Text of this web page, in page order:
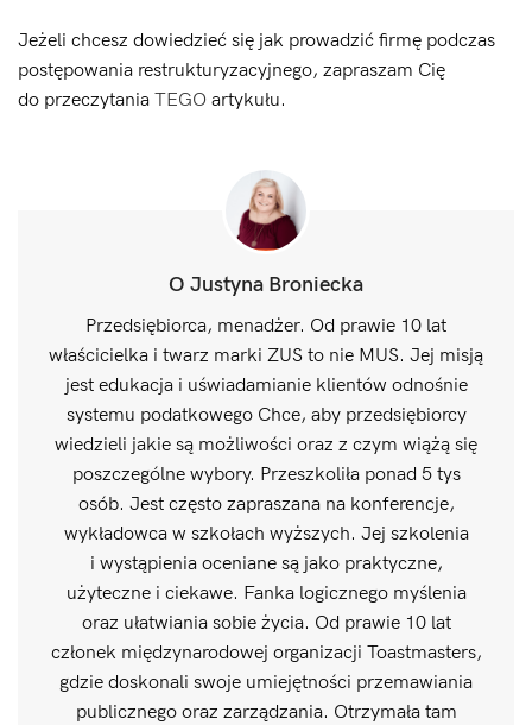
Jeżeli chcesz dowiedzieć się jak prowadzić firmę podczas
postępowania restrukturyzacyjnego, zapraszam Cię
do przeczytania TEGO artykułu.
O Justyna Broniecka
Przedsiębiorca, menadżer. Od prawie 10 lat
właścicielka i twarz marki ZUS to nie MUS. Jej misją
jest edukacja i uświadamianie klientów odnośnie
systemu podatkowego Chce, aby przedsiębiorcy
wiedzieli jakie są możliwości oraz z czym wiążą się
poszczególne wybory. Przeszkoliła ponad 5 tys
osób. Jest często zapraszana na konferencje,
wykładowca w szkołach wyższych. Jej szkolenia
i wystąpienia oceniane są jako praktyczne,
użyteczne i ciekawe. Fanka logicznego myślenia
oraz ułatwiania sobie życia. Od prawie 10 lat
członek międzynarodowej organizacji Toastmasters,
gdzie doskonali swoje umiejętności przemawiania
publicznego oraz zarządzania. Otrzymała tam